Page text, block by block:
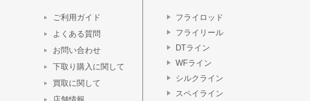
ご利用ガイド
よくある質問
お問い合わせ
下取り購入に関して
買取に関して
フライロッド
フライリール
DTライン
WFライン
シルクライン
スペイライン